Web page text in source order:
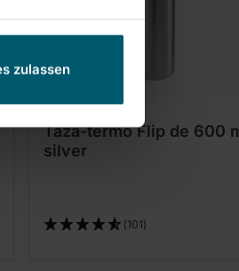
zulassen
Taza-termo Flip de 600
silver
(101)